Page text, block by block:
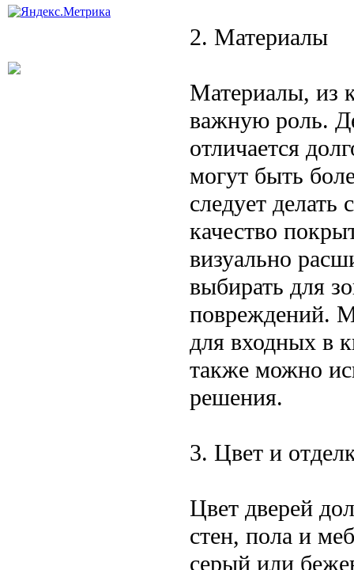
2. Материалы
Материалы, из
важную роль.
отличается
могут быть
следует
качество
визуально
выбирать для
повреждений.
для входных в
также можно
решения.
3. Цвет и
Цвет дверей
стен, пола и
серый или